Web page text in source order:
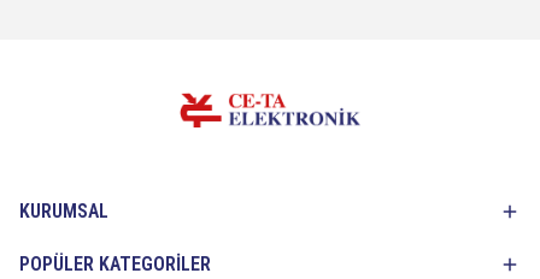
KURUMSAL
POPÜLER KATEGORİLER